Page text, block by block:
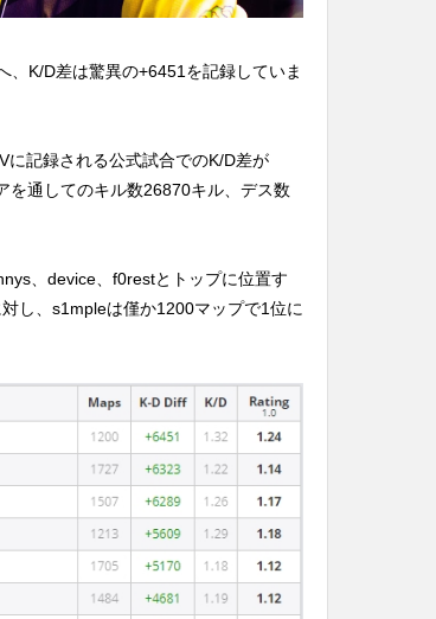
K/D差は驚異の+6451を記録していま
記録される公式試合でのK/D差が
を通してのキル数26870キル、デス数
、device、f0restとトップに位置す
し、s1mpleは僅か1200マップで1位に